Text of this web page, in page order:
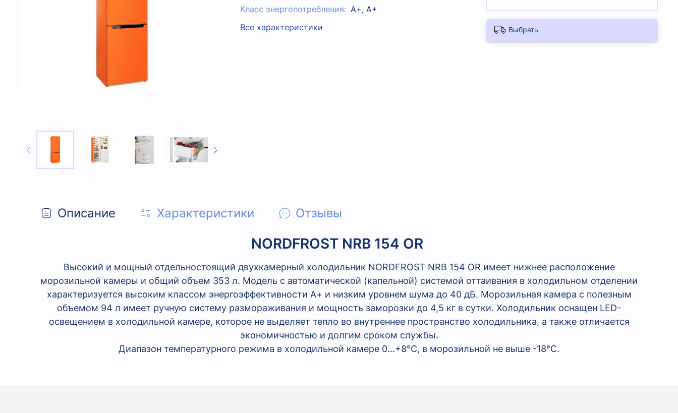
Класс энергопотребления: А+, A+
Все характеристики
Выбрать
Описание Характеристики Отзывы
NORDFROST NRB 154 OR
Высокий и мощный отдельностоящий двухкамерный холодильник NORDFROST NRB 154 OR имеет нижнее расположение
морозильной камеры и общий объем 353 л. Модель с автоматической (капельной) системой оттаивания в холодильном отделении
характеризуется высоким классом энергоэффективности А+ и низким уровнем шума до 40 дБ. Морозильная камера с полезным
объемом 94 л имеет ручную систему размораживания и мощность заморозки до 4,5 кг в сутки. Холодильник оснащен LED-
освещением в холодильной камере, которое не выделяет тепло во внутреннее пространство холодильника, а также отличается
экономичностью и долгим сроком службы.
Диапазон температурного режима в холодильной камере 0…+8°С, в морозильной не выше -18°С.